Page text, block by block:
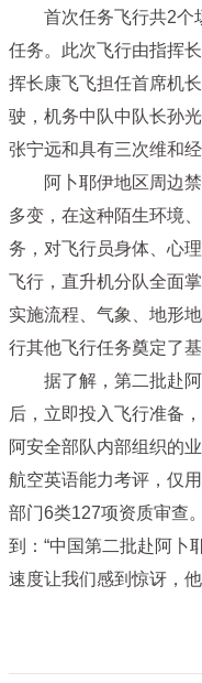
首次任务飞行共2个
任务。此次飞行由指挥
挥长康飞飞担任首席机
驶，机务中队中队长孙
张宁远和具有三次维和
阿卜耶伊地区周边
多变，在这种陌生环境
务，对飞行员身体、心
飞行，直升机分队全面
实施流程、气象、地形
行其他飞行任务奠定了基
据了解，第二批赴
后，立即投入飞行准备
阿安全部队内部组织的
航空英语能力考评，仅
部门6类127项资质审查
到：“中国第二批赴阿卜
速度让我们感到惊讶，